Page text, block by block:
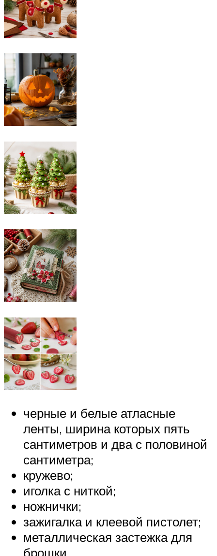
черные и белые атласные
ленты, ширина которых пять
сантиметров и два с половиной
сантиметра;
кружево;
иголка с ниткой;
ножнички;
зажигалка и клеевой пистолет;
металлическая застежка для
брошки.